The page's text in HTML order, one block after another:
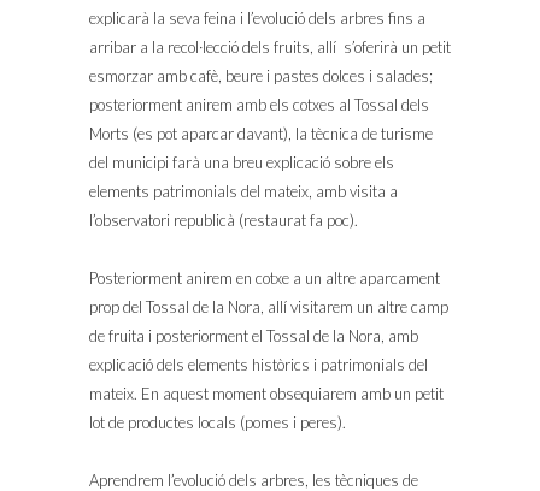
explicarà la seva feina i l’evolució dels arbres fins a
arribar a la recol·lecció dels fruits, allí s’oferirà un petit
esmorzar amb cafè, beure i pastes dolces i salades;
posteriorment anirem amb els cotxes al Tossal dels
Morts (es pot aparcar davant), la tècnica de turisme
del municipi farà una breu explicació sobre els
elements patrimonials del mateix, amb visita a
l’observatori republicà (restaurat fa poc).
Posteriorment anirem en cotxe a un altre aparcament
prop del Tossal de la Nora, allí visitarem un altre camp
de fruita i posteriorment el Tossal de la Nora, amb
explicació dels elements històrics i patrimonials del
mateix. En aquest moment obsequiarem amb un petit
lot de productes locals (pomes i peres).
Aprendrem l’evolució dels arbres, les tècniques de